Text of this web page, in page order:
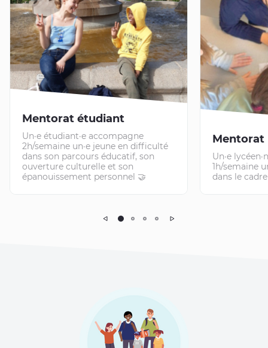
Mentorat étudiant
Un·e étudiant·e accompagne
2h/semaine un·e jeune en difficulté
dans son parcours éducatif, son
ouverture culturelle et son
épanouissement personnel 🤝
Mentorat
Un·e
1h/semaine
dans le